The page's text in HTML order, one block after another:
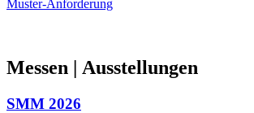
Muster-Anforderung
Messen | Ausstellungen
SMM 2026